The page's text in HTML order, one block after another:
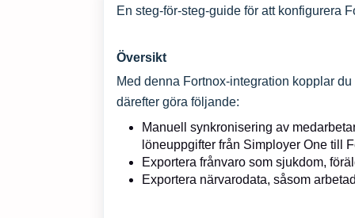
En steg-för-steg-guide för att konfigurera
Översikt
Med denna Fortnox-integration kopplar
därefter göra följande:
Manuell synkronisering av
löneuppgifter från Simployer One till
Exportera frånvaro som sjukdom,
Exportera närvarodata, såsom